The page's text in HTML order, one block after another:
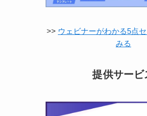
>> ウェビナーがわかる5点
みる
提供サービ